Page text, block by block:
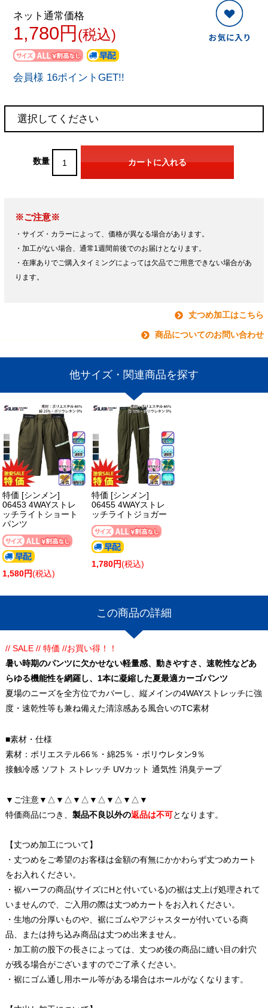
ネット通常価格
1,780円 (税込)
会員様 16ポイントGET!!
数量
※ご注意※
・サイズ・カラーによって、価格が異なる場合があります。
・加工がない場合、通常1週間前後でのお届けとなります。
・在庫ありでご購入タイミングによっては欠品でご用意できない場合があ
ります。
丈つめ加工はこちら
商品についてのお問い合わせ
他サイズ・関連商品を探す
特価 [シンメン]
06453 4WAYストレ
ッチライトショート
パンツ
1,580円(税込)
特価 [シンメン]
06455 4WAYストレ
ッチライトジョガー
1,780円(税込)
この商品の詳細
// SALE // 特価 //お買い得！！
暑い時期のパンツに欠かせない軽量感、動きやすさ、速乾性などあ
らゆる機能性を網羅し、1本に凝縮した夏最適カーゴパンツ
夏場のニーズを全方位でカバーし、縦メインの4WAYストレッチに強
度・速乾性等も兼ね備えた清涼感ある風合いのTC素材
■素材・仕様
素材：ポリエステル66％・綿25％・ポリウレタン9％
接触冷感 ソフト ストレッチ UVカット 通気性 消臭テープ
▼ご注意▼△▼△▼△▼△▼△▼△▼
特価商品につき、 製品不良以外の返品は不可となります。
【丈つめ加工について】
・丈つめをご希望のお客様は金額の有無にかかわらず丈つめカート
をお入れください。
・裾ハーフの商品(サイズにHと付いている)の裾は丈上げ処理されて
いませんので、ご入用の際は丈つめカートをお入れください。
・生地の分厚いものや、裾にゴムやアジャスターが付いている商
品、または持ち込み商品は丈つめ出来ません。
・加工前の股下の長さによっては、丈つめ後の商品に縫い目の針穴
が残る場合がございますのでご了承ください。
・裾にゴム通し用ホール等がある場合はホールがなくなります。